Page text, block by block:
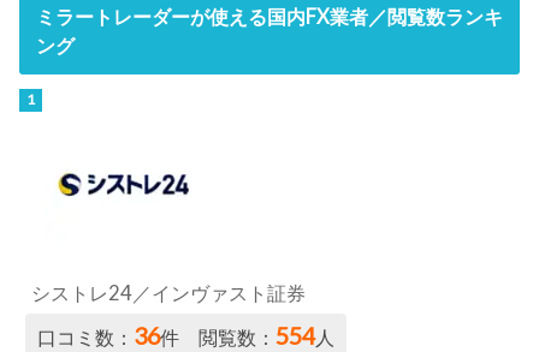
ミラートレーダーが使える国内FX業者／閲覧数ランキ
ング
シストレ24／インヴァスト証券
口コミ数： 36件 閲覧数：554人